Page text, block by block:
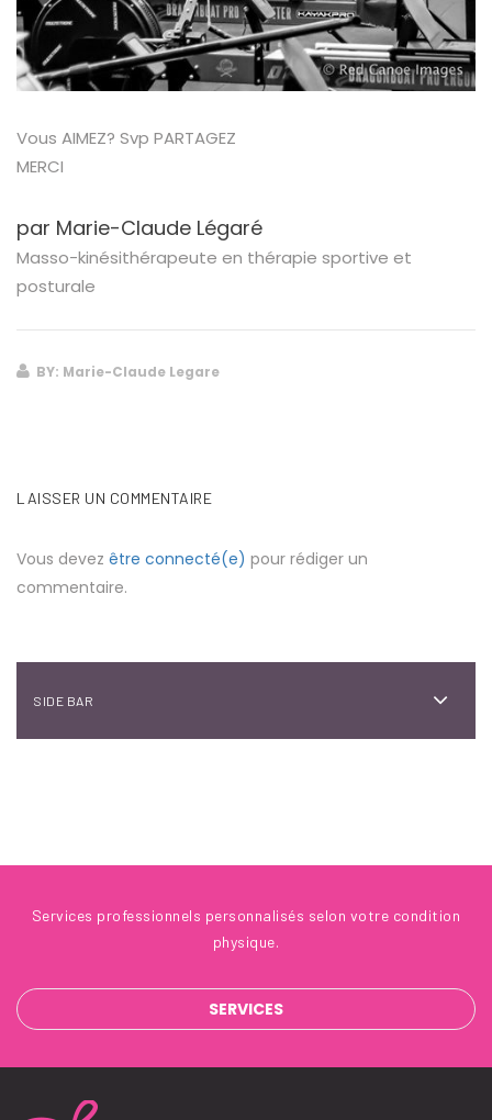
Vous AIMEZ? Svp PARTAGEZ
MERCI
par Marie-Claude Légaré
Masso-kinésithérapeute en thérapie sportive et
posturale
BY: Marie-Claude Legare
LAISSER UN COMMENTAIRE
Vous devez être connecté(e) pour rédiger un
commentaire.
SIDE BAR
Services professionnels personnalisés selon votre condition
physique.
SERVICES